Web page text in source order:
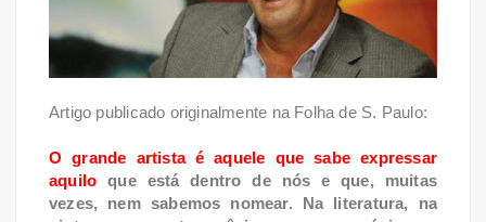
Artigo publicado originalmente na Folha de S. Paulo:
O grande artista é aquele que sabe expressar
aquilo que está dentro de nós e que, muitas
vezes, nem sabemos nomear. Na literatura, na